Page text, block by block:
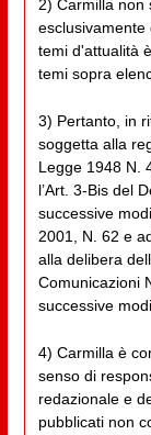
2) Carmilla non
esclusivamente
temi d'attualità
temi sopra
3) Pertanto, in
soggetta alla
Legge 1948 N.
l’Art. 3-Bis del
successive
2001, N. 62 e
alla delibera
Comunicazioni
successive
4) Carmilla è
senso di
redazionale e
pubblicati non